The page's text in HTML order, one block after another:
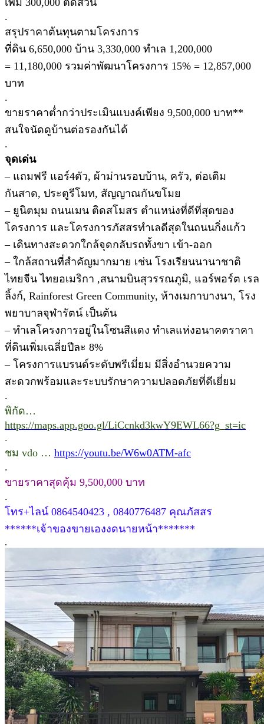
.
สรุปราคาต้นทุนตามโครงการ
ที่ดิน 6,650,000 บ้าน 3,330,000 ทำเล 1,200,000
= 11,180,000 รวมค่าพัฒนาโครงการ 15% = 12,857,000
บาท
.
ขายราคาต่ำกว่าประเมินแบงค์เพียง 9,500,000 บาท**
สนใจนัดดูบ้านต่อรองกันได้
.
จุดเด่น
– แถมฟรี แอร์4ตัว, ผ้าม่านรอบบ้าน, ครัว, ต่อเติม
กันสาด, ประตูรีโมท, สัญญาณกันขโมย
– ยูนิตมุม ถนนเมน ติดสโมสร ตำแหน่งที่ดีที่สุดของ
โครงการ และโครงการภัสสรทำเลดีสุดในถนนกิ่งแก้ว
– เดินทางสะดวกใกล้จุดกลับรถทั้งขา เข้า-ออก
– ใกล้สถานที่สำคัญมากมาย เช่น โรงเรียนนานาชาติ
ไทยจีน ไทยอเมริกา ,สนามบินสุวรรณภูมิ, แอร์พอร์ต เรล
ลิ้งก์, Rainforest Green Community, ห้างเมกาบางนา, โรง
พยาบาลจุฬารัตน์ เป็นต้น
– ทำเลโครงการอยู่ในโซนสีแดง ทำเลแห่งอนาคตราคา
ที่ดินเพิ่มเฉลี่ยปีละ 8%
– โครงการแบรนด์ระดับพรีเมี่ยม มีสิ่งอำนวยความ
สะดวกพร้อมและระบบรักษาความปลอดภัยที่ดีเยี่ยม
.
พิกัด…
https://maps.app.goo.gl/LiCcnkd3kwY9EWL66?g_st=ic
.
ชม vdo … https://youtu.be/W6w0ATM-afc
.
ขายราคาสุดคุ้ม 9,500,000 บาท
.
โทร+ไลน์ 0864540423 , 0840776487 คุณภัสสร
******เจ้าของขายเองงดนายหน้า*******
.